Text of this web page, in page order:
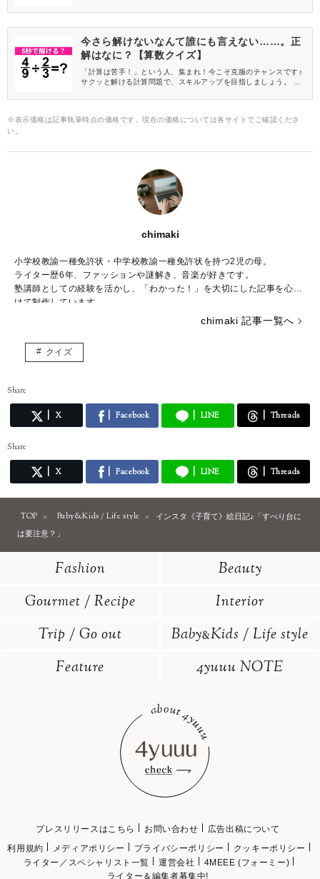
今さら解けないなんて誰にも言えない……。正
解はなに？【算数クイズ】
「計算は苦手！」という人、集まれ！今こそ克服のチャンスです♪
サクッと解ける計算問題で、スキルアップを目指しましょう。 丁
※表示価格は記事執筆時点の価格です。現在の価格については各サイトでご確認くださ
い。
chimaki
小学校教諭一種免許状・中学校教諭一種免許状を持つ2児の母。
ライター歴6年、ファッションや謎解き、音楽が好きです。
塾講師としての経験を活かし、「わかった！」を大切にした記事を心が
けて制作しています。
読者のみなさんに、学ぶ時間が楽しみになる記事をお届けできれば嬉し
chimaki 記事一覧へ
クイズ
Share
X Facebook LINE Threads
Share
X Facebook LINE Threads
TOP Baby&Kids / Life style
インスタ《子育て》絵日記♪「すべり台に
は要注意？」
Fashion
Beauty
Gourmet / Recipe
Interior
Trip / Go out
Baby&Kids / Life style
Feature
4yuuu NOTE
プレスリリースはこちら お問い合わせ
広告出稿について
利用規約
メディアポリシー プライバシーポリシー
クッキーポリシー
ライター／スペシャリスト一覧
運営会社
4MEEE (フォーミー)
ライター＆編集者募集中!